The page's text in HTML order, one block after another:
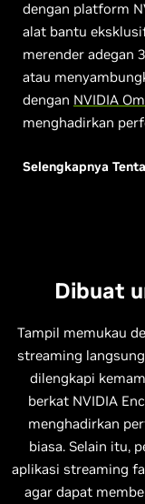
dengan platform
alat bantu
merender adegan
atau
dengan NVIDIA
menghadirkan
Selengkapnya
Dibuat
Tampil memukau
streaming langsung
dilengkapi
berkat NVIDIA
menghadirkan
biasa. Selain itu,
aplikasi streaming
agar dapat